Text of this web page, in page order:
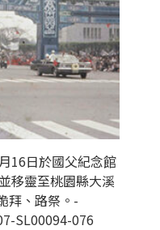
16日於國父紀念館
移靈至桃園縣大溪
拜、路祭。-
SL00094-076